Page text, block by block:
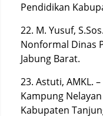
Pendidikan
22. M. Yusuf,
Nonformal Dinas
Jabung Barat.
23. Astuti, AMKL.
Kampung
Kabupaten